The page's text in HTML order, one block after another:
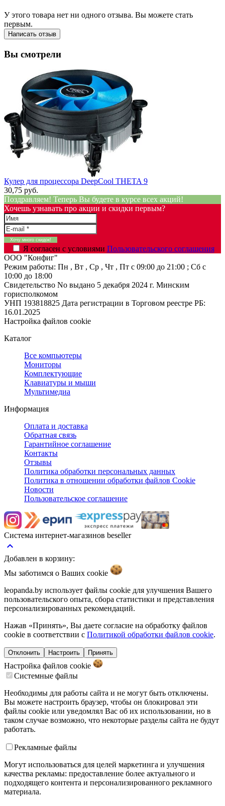
У этого товара нет ни одного отзыва. Вы можете стать
первым.
Написать отзыв
Вы смотрели
Кулер для процессора DeepCool THETA 9
30,75 руб.
Поздравляем! Теперь Вы будете в курсе всех акций!
Хочешь узнавать про акции и скидки первым?
Я согласен с условиями Пользовательского соглашения
ООО "Конфиг"
Режим работы: Пн , Вт , Ср , Чт , Пт c 09:00 до 21:00 ; Сб c
10:00 до 18:00
Свидетельство No выдано 5 декабря 2024 г. Минским
горисполкомом
УНП 193818825 Дата регистрации в Торговом реестре РБ:
16.01.2025
Настройка файлов cookie
Каталог
Все компьютеры
Мониторы
Комплектующие
Клавиатуры и мыши
Мультимедиа
Информация
Оплата и доставка
Обратная связь
Гарантийное соглашение
Контакты
Отзывы
Политика обработки персональных данных
Политика в отношении обработки файлов Cookie
Новости
Пользовательское соглашение
Система интернет-магазинов beseller
keyboard_arrow_up
Добавлен в корзину:
Мы заботимся о Ваших cookie
leopanda.by использует файлы cookie для улучшения Вашего
пользовательского опыта, сбора статистики и представления
персонализированных рекомендаций.
Нажав «Принять», Вы даете согласие на обработку файлов
cookie в соответствии с Политикой обработки файлов cookie.
Отклонить Настроить Принять
Настройка файлов cookie
Системные файлы
Необходимы для работы сайта и не могут быть отключены.
Вы можете настроить браузер, чтобы он блокировал эти
файлы cookie или уведомлял Вас об их использовании, но в
таком случае возможно, что некоторые разделы сайта не будут
работать.
Рекламные файлы
Могут использоваться для целей маркетинга и улучшения
качества рекламы: предоставление более актуального и
подходящего контента и персонализированного рекламного
материала.